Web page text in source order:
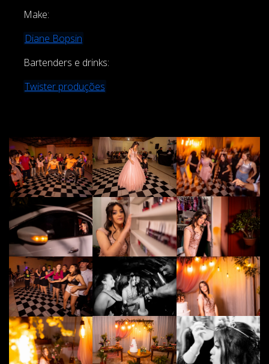
Make:
Diane Bopsin
Bartenders e drinks:
Twister produções